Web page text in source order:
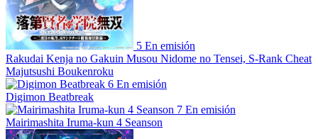
5 En emisión
Rakudai Kenja no Gakuin Musou Nidome no Tensei, S-Rank Cheat
Majutsushi Boukenroku
6 En emisión
Digimon Beatbreak
7 En emisión
Mairimashita Iruma-kun 4 Seanson